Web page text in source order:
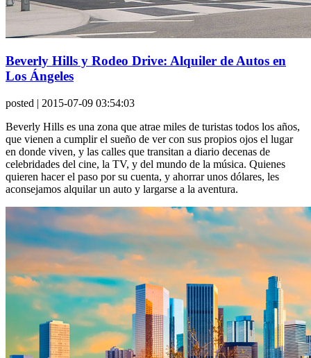
Beverly Hills y Rodeo Drive: Alquiler de Autos en
Los Ángeles
posted | 2015-07-09 03:54:03
Beverly Hills es una zona que atrae miles de turistas todos los años,
que vienen a cumplir el sueño de ver con sus propios ojos el lugar
en donde viven, y las calles que transitan a diario decenas de
celebridades del cine, la TV, y del mundo de la música. Quienes
quieren hacer el paso por su cuenta, y ahorrar unos dólares, les
aconsejamos alquilar un auto y largarse a la aventura.